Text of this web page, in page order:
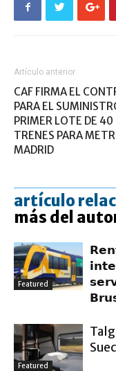
Artículo anterior
CAF FIRMA EL
PARA EL
PRIMER LOTE DE 40
TRENES PARA
MADRID
artículo
más del
Featured
Featured